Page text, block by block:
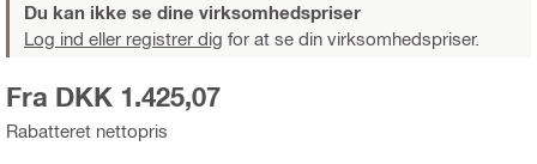
Du kan ikke se dine virksomhedspriser
Log ind eller registrer dig for at se din virksomhedspriser.
Rabatteret nettopris
Fra DKK 1.425,07